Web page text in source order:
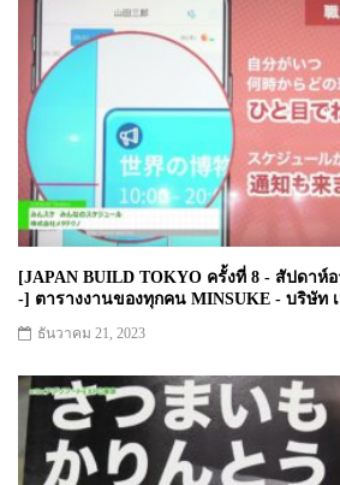
[JAPAN BUILD TOKYO ครั้งที่ 8 - สัปดา
-] ตารางงานของทุกคน MINSUKE - บริษัท
ธันวาคม 21, 2023